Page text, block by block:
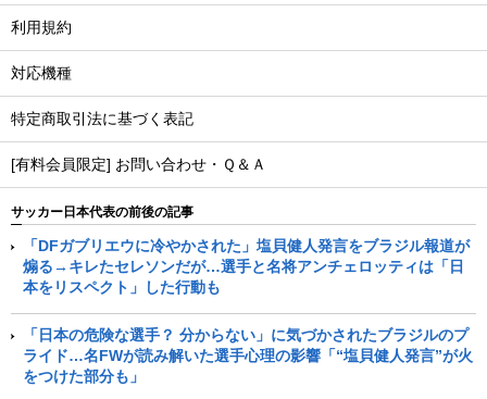
利用規約
対応機種
特定商取引法に基づく表記
[有料会員限定] お問い合わせ・Ｑ＆Ａ
サッカー日本代表の前後の記事
「DFガブリエウに冷やかされた」塩貝健人発言をブラジル報道が
煽る→キレたセレソンだが…選手と名将アンチェロッティは「日
本をリスペクト」した行動も
「日本の危険な選手？ 分からない」に気づかされたブラジルのプ
ライド…名FWが読み解いた選手心理の影響「“塩貝健人発言”が火
をつけた部分も」